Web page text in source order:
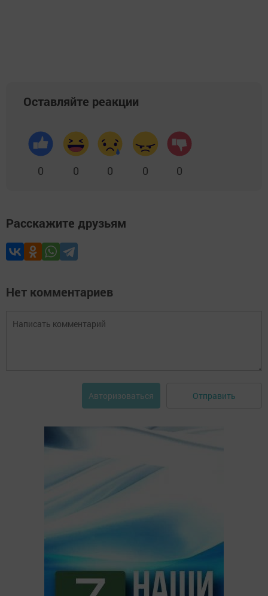
Оставляйте реакции
0 0 0 0 0
Расскажите друзьям
Нет комментариев
Авторизоваться Отправить